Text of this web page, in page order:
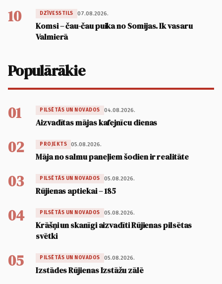
10 DZĪVESSTILS 07.08.2026.
Komsi – čau-čau puika no Somijas. Ik vasaru
Valmierā
Populārākie
01 PILSĒTĀS UN NOVADOS 04.08.2026.
Aizvadītas mājas kafejnīcu dienas
02 PROJEKTS 05.08.2026.
Māja no salmu paneļiem šodien ir realitāte
03 PILSĒTĀS UN NOVADOS 05.08.2026.
Rūjienas aptiekai – 185
04 PILSĒTĀS UN NOVADOS 05.08.2026.
Krāšņi un skanīgi aizvadīti Rūjienas pilsētas
svētki
05 PILSĒTĀS UN NOVADOS 05.08.2026.
Izstādes Rūjienas Izstāžu zālē